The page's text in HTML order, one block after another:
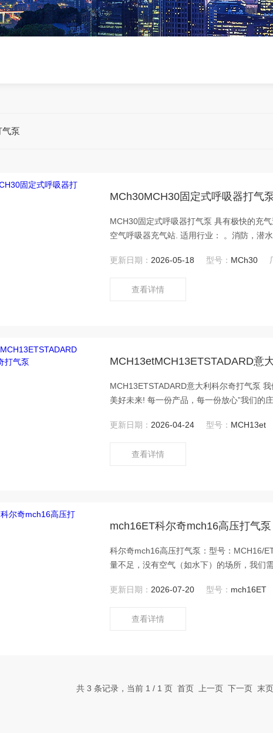
气泵
MCh30MCH30固定式呼吸器打气泵
MCH30固定式呼吸器打气泵 具有极快的充
空气呼吸器充气站. 适用行业： 。消防，潜水，石油化工，采矿，市政等用途。 标准：欧盟EN12021德国
且停机压力可快速设定 具备自
更新日期： 2026-05-18 型号： MCh30
查看详情
MCH13etMCH13ETSTADARD意
MCH13ETSTADARD意大利科尔奇打气泵
美好未来! 每一份产品，每一份放心”我们的
更新日期： 2026-04-24 型号： MCH13et
查看详情
mch16ET科尔奇mch16高压打气泵
科尔奇mch16高压打气泵：型号：MCH16/
量不足，没有空气（如水下）的场所，我们
保障，他们应当得到高品质的COLTRI SUB
更新日期： 2026-07-20 型号： mch16ET
查看详情
共 3 条记录，当前 1 / 1 页 首页 上一页 下一页 末